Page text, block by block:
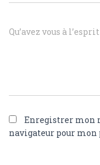
Qu’avez vous à l’esprit
Enregistrer mon
navigateur pour